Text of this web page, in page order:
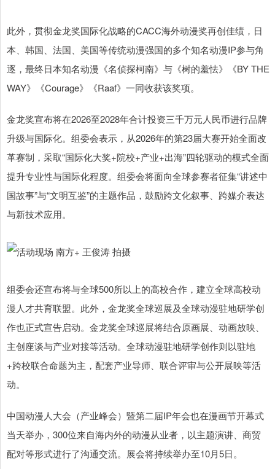
此外，贯彻金龙奖国际化战略的CACC海外动漫奖再创佳绩，日
本、韩国、法国、美国等传统动漫强国的多个知名动漫IP参与角
逐，最终日本知名动漫《名侦探柯南》与《树的羞怯》《BY THE
WAY》《Courage》《Raaf》一同收获该奖项。
金龙奖宣布将在2026至2028年合计投资三千万元人民币进行品牌
升级与国际化。组委会表示，从2026年的第23届大赛开始全面改
革赛制，采取“国际化大奖+院校+产业+出海”四轮驱动的模式全面
提升专业性与国际化程度。组委会将面向全球参赛者征集“讲述中
国故事”与“文明互鉴”的主题作品，鼓励跨文化叙事、跨媒介表达
与新技术应用。
组委会还宣布将与全球500所以上的高校合作，建立全球高校动
漫人才共育联盟。此外，金龙奖全球巡展及全球动漫驻地研学创
作也正式宣告启动。金龙奖全球巡展将结合原画展、动画放映、
主创座谈与产业对接等活动。全球动漫驻地研学创作则以驻地
+跨校联合命题为主，配套产业导师、联合评审与公开展映等活
动。
中国动漫人大会（产业峰会）暨第二届IP年会也在漫画节开幕式
当天举办，300位来自海内外的动漫从业者，以主题演讲、商贸
配对等形式进行了沟通交流。展会将持续举办至10月5日。